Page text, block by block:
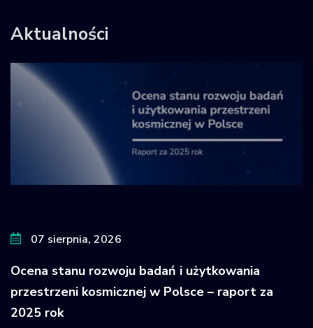
Aktualności
07 sierpnia, 2026
Ocena stanu rozwoju badań i użytkowania
przestrzeni kosmicznej w Polsce – raport za
2025 rok